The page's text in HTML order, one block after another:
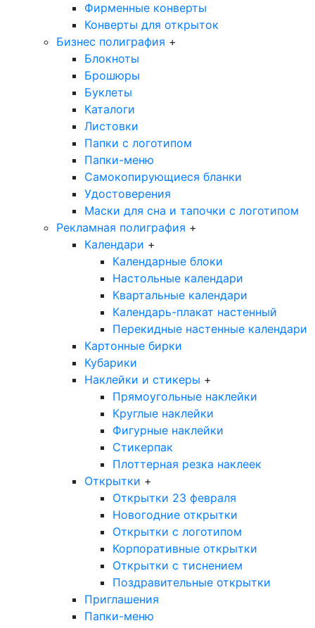
Фирменные конверты
Конверты для открыток
Бизнес полиграфия +
Блокноты
Брошюры
Буклеты
Каталоги
Листовки
Папки с логотипом
Папки-меню
Самокопирующиеся бланки
Удостоверения
Маски для сна и тапочки с логотипом
Рекламная полиграфия +
Календари +
Календарные блоки
Настольные календари
Квартальные календари
Календарь-плакат настенный
Перекидные настенные календари
Картонные бирки
Кубарики
Наклейки и стикеры +
Прямоугольные наклейки
Круглые наклейки
Фигурные наклейки
Стикерпак
Плоттерная резка наклеек
Открытки +
Открытки 23 февраля
Новогодние открытки
Открытки с логотипом
Корпоративные открытки
Открытки с тиснением
Поздравительные открытки
Приглашения
Папки-меню